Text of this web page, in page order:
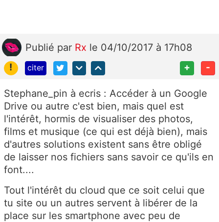
Publié par Rx le 04/10/2017 à 17h08
!
citer + -
Stephane_pin à ecris : Accéder à un Google
Drive ou autre c'est bien, mais quel est
l'intérêt, hormis de visualiser des photos,
films et musique (ce qui est déjà bien), mais
d'autres solutions existent sans être obligé
de laisser nos fichiers sans savoir ce qu'ils en
font....
Tout l'intérêt du cloud que ce soit celui que
tu site ou un autres servent à libérer de la
place sur les smartphone avec peu de